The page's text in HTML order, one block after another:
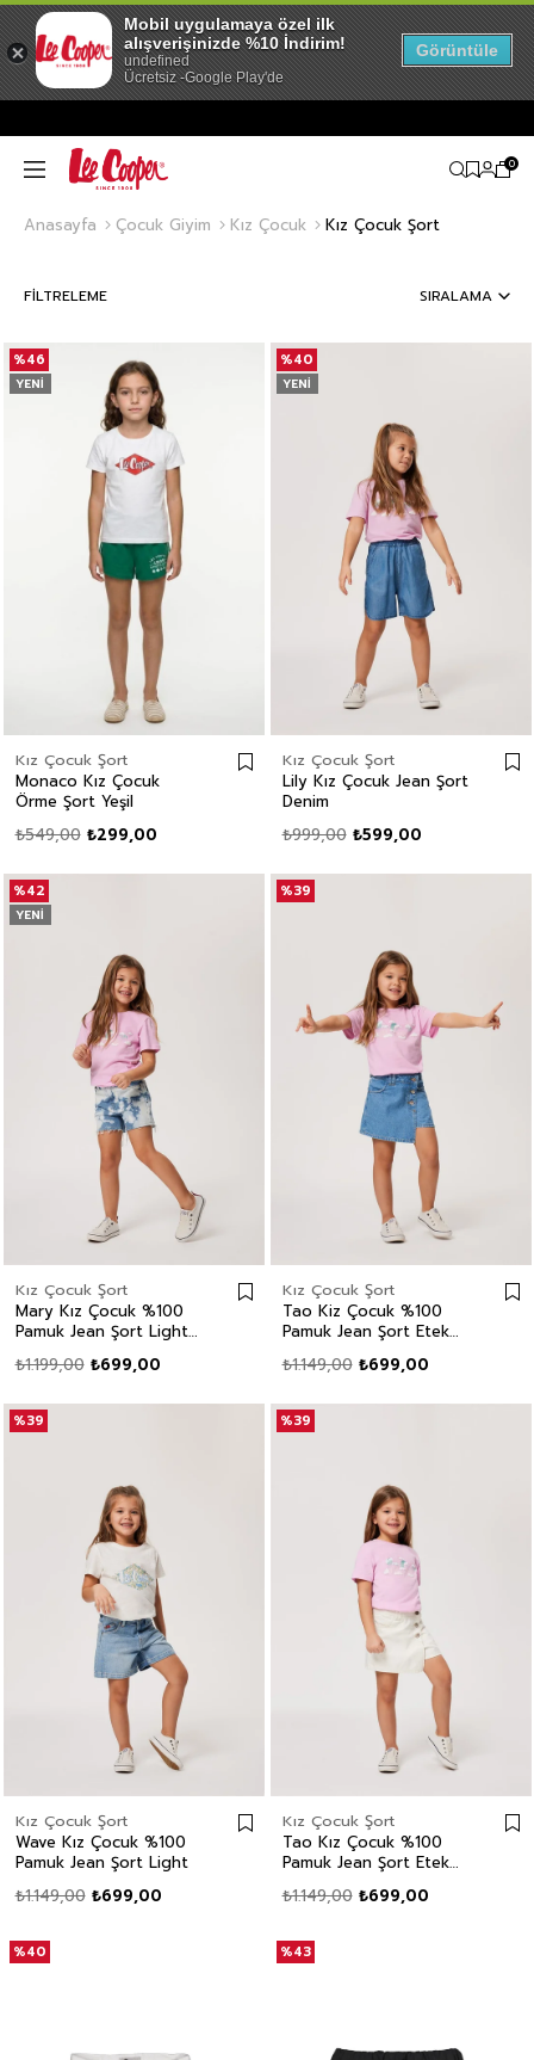
0
Anasayfa Çocuk Giyim Kız Çocuk Kız Çocuk Şort
FILTRELEME SIRALAMA
Kız Çocuk Şort
Monaco Kız Çocuk
Örme Şort Yeşil
₺299,00
₺549,00
%46
YENI
Kız Çocuk Şort
Lily Kız Çocuk Jean Şort
Denim
₺599,00
₺999,00
%40
YENI
Kız Çocuk Şort
Mary Kız Çocuk %100
Pamuk Jean Şort Light
₺699,00
₺1.199,00
%42
YENI
Kız Çocuk Şort
Tao Kiz Çocuk %100
Pamuk Jean Şort Etek
₺699,00
₺1.149,00
%39
Kız Çocuk Şort
Wave Kız Çocuk %100
Pamuk Jean Şort Light
₺699,00
₺1.149,00
%39
Kız Çocuk Şort
Tao Kız Çocuk %100
Pamuk Jean Şort Etek
₺699,00
₺1.149,00
%39
%40 %43
Mobil uygulamaya özel ilk
alışverişinizde %10 İndirim!
undefined
Ücretsiz -Google Play'de
Görüntüle